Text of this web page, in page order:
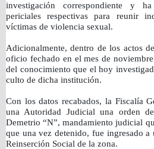
investigación correspondiente y
periciales respectivas para reunir
víctimas de violencia sexual.
Adicionalmente, dentro de los actos
oficio fechado en el mes de
del conocimiento que el hoy
culto de dicha institución.
Con los datos recabados, la Fiscalía
una Autoridad Judicial una orden
Demetrio “N”, mandamiento judicial
que una vez detenido, fue ingresado
Reinserción Social de la zona.